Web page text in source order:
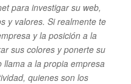
para investigar su web,
y valores. Si realmente te
y la posición a la
sus colores y ponerte su
llama a la propia empresa
quienes son los